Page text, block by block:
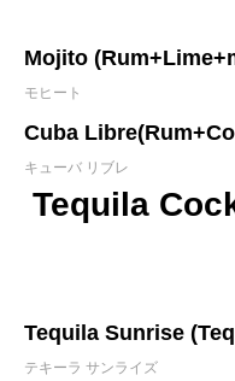
Mojito
モヒート
Cuba
キューバ リブレ
Tequila
Tequila Sunrise
テキーラ サンライズ